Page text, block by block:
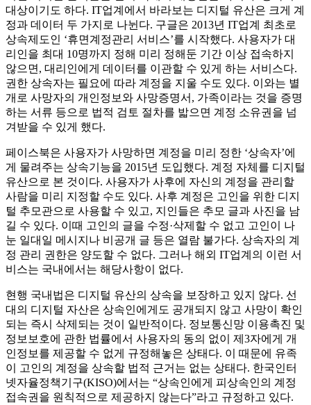
대상이기도 하다. IT업계에서 바라보는 디지털 유산은 크게 계
정과 데이터 두 가지로 나뉜다. 구글은 2013년 IT업계 최초로
상속제도인 ‘휴면계정관리 서비스’를 시작했다. 사용자가 대
리인을 최대 10명까지 정해 미리 정해둔 기간 이상 접속하지
않으면, 대리인에게 데이터를 이관할 수 있게 하는 서비스다.
권한 상속자는 필요에 따라 계정을 지울 수도 있다. 이와는 별
개로 사망자의 개인정보와 사망증명서, 가족이라는 것을 증명
하는 서류 등으로 법적 검토 절차를 밟으면 계정 소유권을 넘
겨받을 수 있게 했다.
페이스북은 사용자가 사망하면 계정을 미리 정한 ‘상속자’에
게 물려주는 상속기능을 2015년 도입했다. 계정 자체를 디지털
유산으로 본 것이다. 사용자가 사후에 자신의 계정을 관리할
사람을 미리 지정할 수도 있다. 사후 계정은 고인을 위한 디지
털 추모관으로 사용할 수 있고, 지인들은 추모 글과 사진을 남
길 수 있다. 이때 고인의 글을 수정·삭제할 수 없고 고인이 나
눈 일대일 메시지나 비공개 글 등은 열람 불가다. 상속자의 계
정 관리 권한은 양도할 수 없다. 그러나 해외 IT업계의 이런 서
비스는 국내에서는 해당사항이 없다.
현행 국내법은 디지털 유산의 상속을 보장하고 있지 않다. 선
대의 디지털 자산은 상속인에게도 공개되지 않고 사망이 확인
되는 즉시 삭제되는 것이 일반적이다. 정보통신망 이용촉진 및
정보보호에 관한 법률에서 사용자의 동의 없이 제3자에게 개
인정보를 제공할 수 없게 규정해놓은 상태다. 이 때문에 유족
이 고인의 계정을 상속할 법적 근거는 없는 상태다. 한국인터
넷자율정책기구(KISO)에서는 “상속인에게 피상속인의 계정
접속권을 원칙적으로 제공하지 않는다”라고 규정하고 있다.